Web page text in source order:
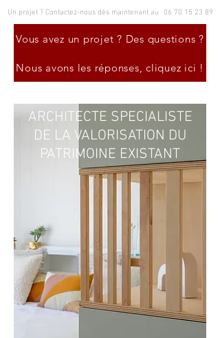
Un projet ? Contactez-nous dès maintenant au 06 70 15 23 89
Vous avez un projet ? Des questions ?
Nous avons les réponses, cliquez ici !
ARCHITECTE SPECIALISTE
DE LA VALORISATION DU
PATRIMOINE EXISTANT